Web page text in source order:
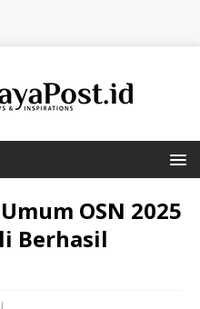
OSN 2025
Berhasil